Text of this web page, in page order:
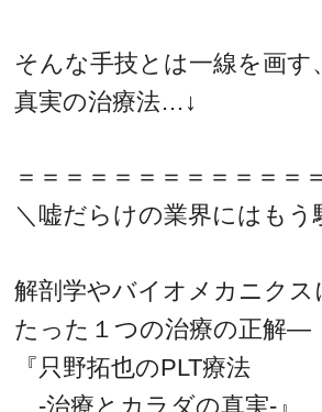
そんな手技とは一線を画す、
真実の治療法…↓
＝＝＝＝＝＝＝＝＝＝＝＝
＼嘘だらけの業界にはもう
解剖学やバイオメカニクス
たった１つの治療の正解―
『只野拓也のPLT療法
-治療とカラダの真実-』